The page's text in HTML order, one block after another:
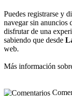
Puedes registrarse y
navegar sin anuncios
disfrutar de una
sabiendo que desde
web.
Más información